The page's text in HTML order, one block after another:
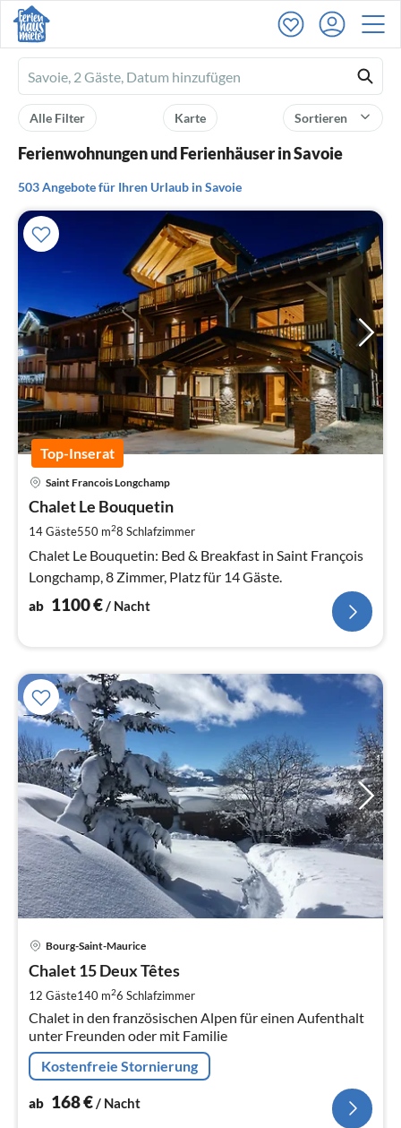
Ferienhausmiete
logo
Sortieren
Karte
Alle Filter
Ferienwohnungen und Ferienhäuser in Savoie
503 Angebote für Ihren Urlaub in Savoie
Top-Inserat
Saint Francois Longchamp
Chalet Le Bouquetin
14 Gäste550 m28 Schlafzimmer
Chalet Le Bouquetin: Bed & Breakfast in Saint François
Longchamp, 8 Zimmer, Platz für 14 Gäste.
ab 1100€/ Nacht
Bourg-Saint-Maurice
Chalet 15 Deux Têtes
12 Gäste140 m26 Schlafzimmer
Chalet in den französischen Alpen für einen Aufenthalt
unter Freunden oder mit Familie
Kostenfreie Stornierung
ab 168€/ Nacht